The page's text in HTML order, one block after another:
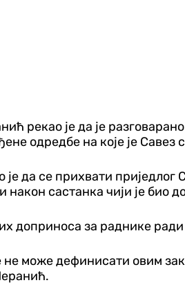
рекао је да је
одредбе на које је
да се прихвати
састанка чији је био
доприноса за раднике
може дефинисати овим